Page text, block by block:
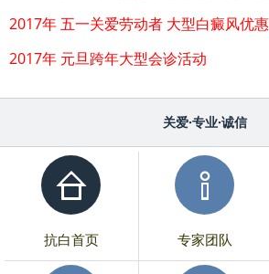
2017年 五一关爱劳动者 大型白癜风优
2017年 元旦跨年大型会诊活动
关爱·专业·诚信
抗白首页 专家团队